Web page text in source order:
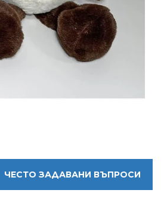
ЧЕСТО ЗАДАВАНИ ВЪПРОСИ